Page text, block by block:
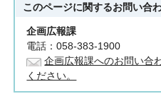
このページに関するお問い合
企画広報課
電話：058-383-1900
企画広報課へのお問い合
ください。